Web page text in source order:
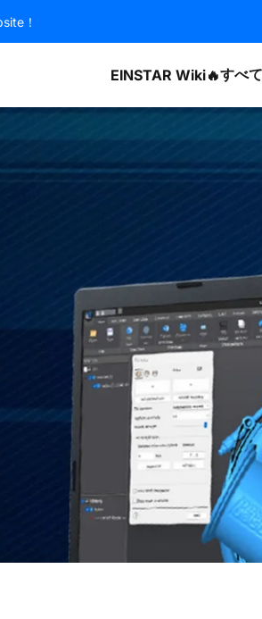
！
EINSTAR Wiki🔥すべ